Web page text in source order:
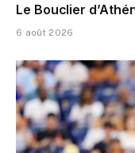
Le Bouclier
6 août 2026